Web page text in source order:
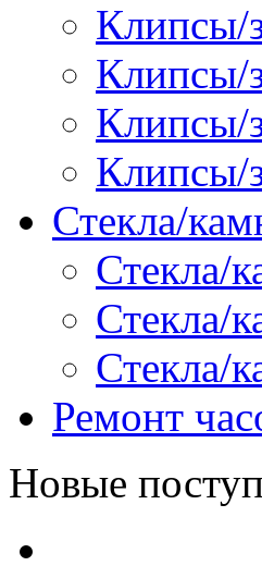
Клипсы/
Клипсы/
Клипсы/
Клипсы/
Стекла/
Стекла/
Стекла/
Стекла/
Ремонт
Новые